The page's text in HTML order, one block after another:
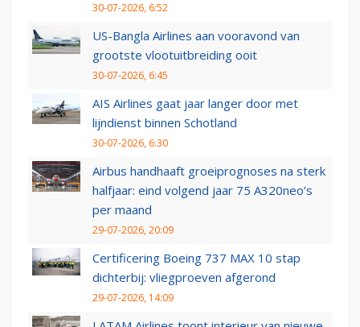
30-07-2026, 6:52
US-Bangla Airlines aan vooravond van
grootste vlootuitbreiding ooit
30-07-2026, 6:45
AIS Airlines gaat jaar langer door met
lijndienst binnen Schotland
30-07-2026, 6:30
Airbus handhaaft groeiprognoses na sterk
halfjaar: eind volgend jaar 75 A320neo’s
per maand
29-07-2026, 20:09
Certificering Boeing 737 MAX 10 stap
dichterbij: vliegproeven afgerond
29-07-2026, 14:09